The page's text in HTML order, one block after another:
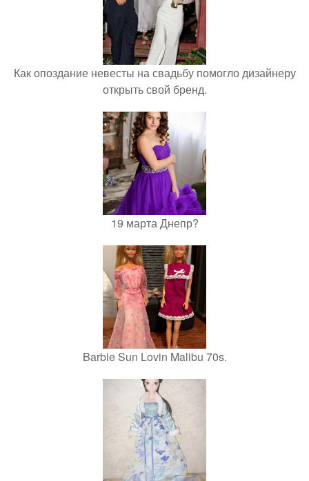
Как опоздание невесты на свадьбу помогло дизайнеру
открыть свой бренд.
19 марта Днепр?
Barbie Sun Lovin Malibu 70s.